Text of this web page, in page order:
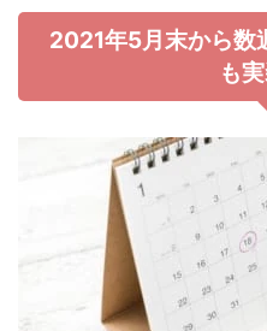
2021年5月末から数
も